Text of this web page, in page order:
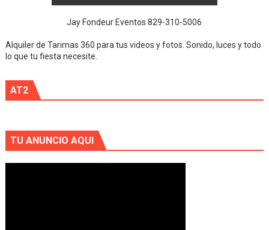
Jay Fondeur Eventos 829-310-5006
Alquiler de Tarimas 360 para tus videos y fotos. Sonido, luces y todo
lo que tu fiesta necesite.
AT2
TU ANUNCIO AQUI